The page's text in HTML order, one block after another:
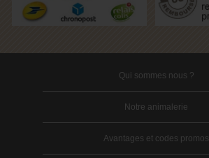
Qui sommes nous ?
Notre animalerie
Avantages et codes promos